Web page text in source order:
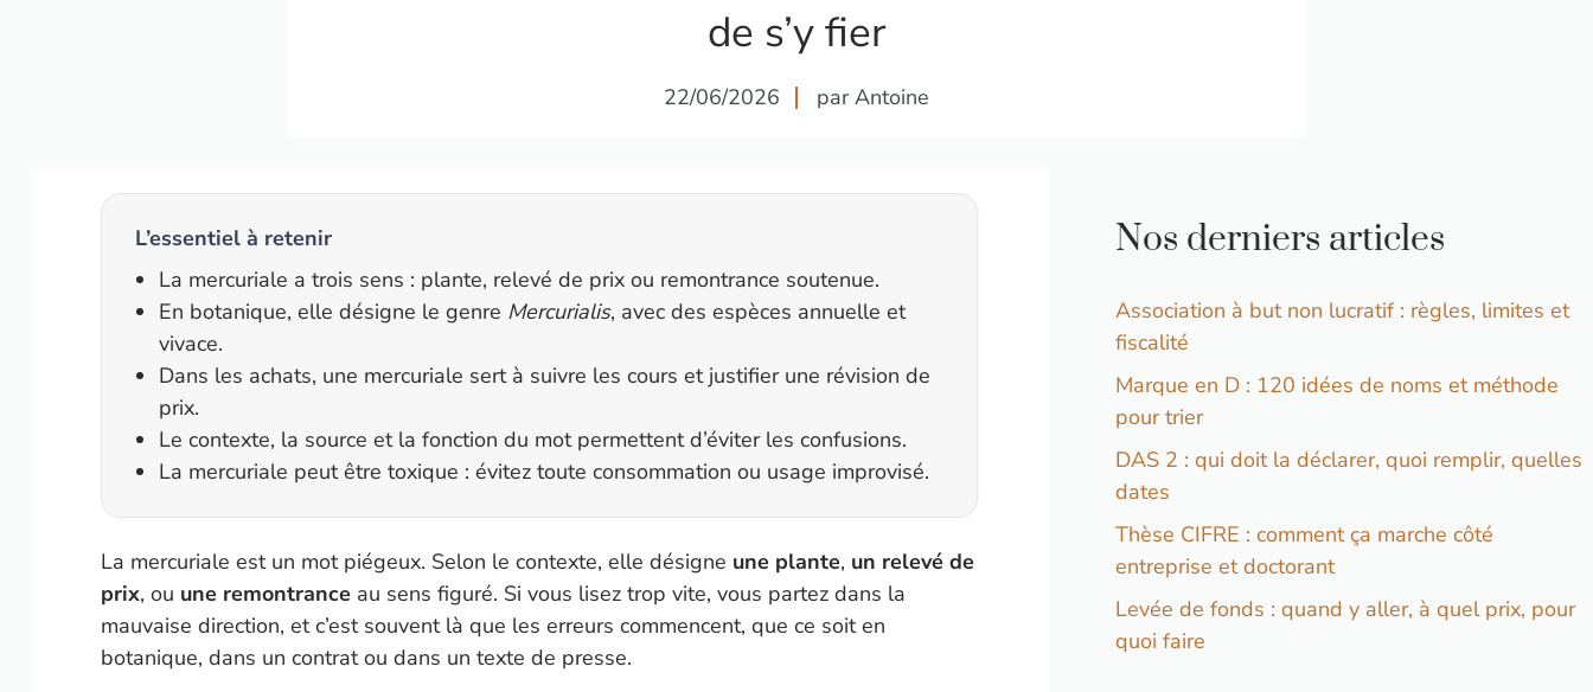
de s’y fier
22/06/2026 par Antoine
L’essentiel à retenir
La mercuriale a trois sens : plante, relevé de prix ou remontrance soutenue.
En botanique, elle désigne le genre Mercurialis, avec des espèces annuelle et
vivace.
Dans les achats, une mercuriale sert à suivre les cours et justifier une révision de
prix.
Le contexte, la source et la fonction du mot permettent d’éviter les confusions.
La mercuriale peut être toxique : évitez toute consommation ou usage improvisé.
La mercuriale est un mot piégeux. Selon le contexte, elle désigne une plante, un relevé de
prix, ou une remontrance au sens figuré. Si vous lisez trop vite, vous partez dans la
mauvaise direction, et c’est souvent là que les erreurs commencent, que ce soit en
botanique, dans un contrat ou dans un texte de presse.
Nos derniers articles
Association à but non lucratif : règles, limites et
fiscalité
Marque en D : 120 idées de noms et méthode
pour trier
DAS 2 : qui doit la déclarer, quoi remplir, quelles
dates
Thèse CIFRE : comment ça marche côté
entreprise et doctorant
Levée de fonds : quand y aller, à quel prix, pour
quoi faire